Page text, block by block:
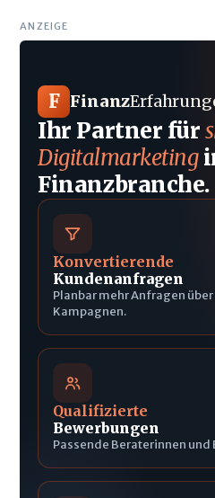
ANZEIGE
F Finanz
Ihr Partner für
Digitalmarketing
Finanzbranche.
Konvertierende
Kundenanfragen
Planbar mehr Anfragen
Kampagnen.
Qualifizierte
Bewerbungen
Passende Beraterinnen und